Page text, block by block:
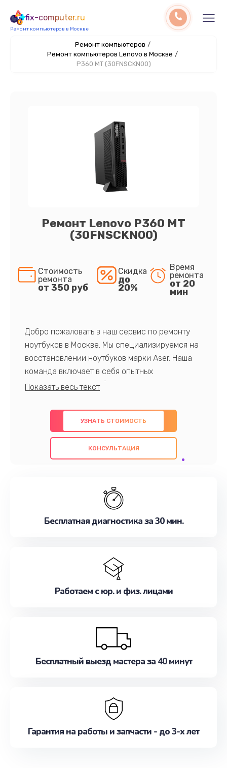
fix-computer.ru
Ремонт компьютеров в Москве
Ремонт компьютеров /
Ремонт компьютеров Lenovo в Москве /
P360 MT (30FNSCKN00)
Ремонт Lenovo P360 MT
(30FNSCKN00)
Стоимость
ремонта
от 350 руб
Скидка
до
20%
Время
ремонта
от 20
мин
Добро пожаловать в наш сервис по ремонту
ноутбуков в Москве. Мы специализируемся на
восстановлении ноутбуков марки Aser. Наша
команда включает в себя опытных
профессионалов с обширными знаниями и
предлагаем быстрый и качественный ремонт с
использованием оригинальных компонентов, а
также гарантируем качество всех
проведенных работ. Наша цель - предоставить
наилучшим образом. Не медлите записаться на
УЗНАТЬ СТОИМОСТЬ
КОНСУЛЬТАЦИЯ
Бесплатная диагностика за 30 мин.
Работаем с юр. и физ. лицами
Бесплатный выезд мастера за 40 минут
Гарантия на работы и запчасти - до 3-х лет